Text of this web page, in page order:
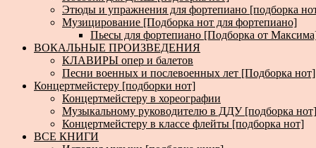
Этюды и упражнения для фортепиано [подборка
Музицирование [Подборка нот для фортепиано]
Пьесы для фортепиано [Подборка от
ВОКАЛЬНЫЕ ПРОИЗВЕДЕНИЯ
КЛАВИРЫ опер и балетов
Песни военных и послевоенных лет [Подборка нот]
Концертмейстеру [подборки нот]
Концертмейстеру в хореографии
Музыкальному руководителю в ДДУ [подборка нот]
Концертмейстеру в классе флейты [подборка нот]
ВСЕ КНИГИ